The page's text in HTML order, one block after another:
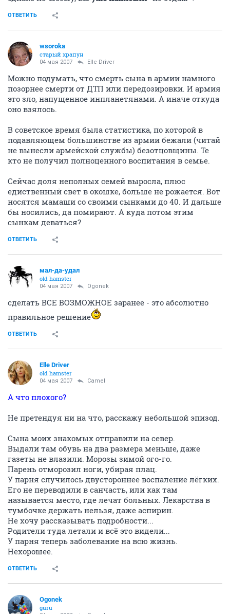
ОТВЕТИТЬ
wsoroka
старый храпун
04 мая 2007 Elle Driver
Можно подумать, что смерть сына в армии намного
позорнее смерти от ДТП или передозировки. И армия
это зло, напущенное инпланетянами. А иначе откуда
оно взялось.
В советское время была статистика, по которой в
подавляющем большинстве из армии бежали (читай
не вынесли армейской службы) безотцовщины. Те
кто не получил полноценного воспитания в семье.
Сейчас доля неполных семей выросла, плюс
едиственный свет в окошке, больше не рожается. Вот
носятся мамаши со своими сынками до 40. И дальше
бы носились, да помирают. А куда потом этим
сынкам деваться?
ОТВЕТИТЬ
мал-да-удал
old hamster
04 мая 2007 Ogonek
сделать ВСЕ ВОЗМОЖНОЕ заранее - это абсолютно
правильное решение
ОТВЕТИТЬ
Elle Driver
old hamster
04 мая 2007 Camel
А что плохого?
Не претендуя ни на что, расскажу небольшой эпизод.
Сына моих знакомых отправили на север.
Выдали там обувь на два размера меньше, даже
газеты не влазили. Морозы зимой ого-го.
Парень отморозил ноги, убирая плац.
У парня случилось двустороннее воспаление лёгких.
Его не переводили в санчасть, или как там
называется место, где лечат больных. Лекарства в
тумбочке держать нельзя, даже аспирин.
Не хочу рассказывать подробности...
Родители туда летали и всё это видели...
У парня теперь заболевание на всю жизнь.
Нехорошее.
ОТВЕТИТЬ
Ogonek
guru